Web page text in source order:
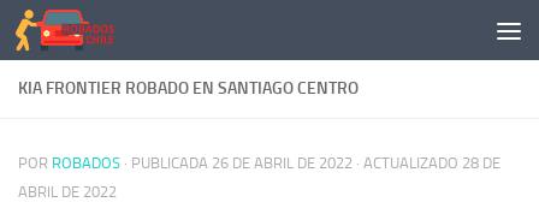
Saltar al contenido
KIA FRONTIER ROBADO EN SANTIAGO CENTRO
POR ROBADOS · PUBLICADA 26 DE ABRIL DE 2022 · ACTUALIZADO 28 DE
ABRIL DE 2022